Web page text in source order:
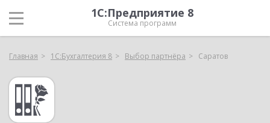
1С:Предприятие 8
Система программ
Главная 1С:Бухгалтерия 8 Выбор партнёра Саратов